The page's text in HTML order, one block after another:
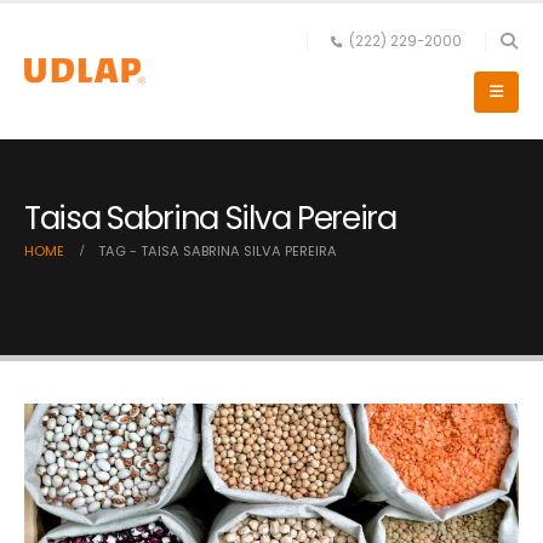
(222) 229-2000
Taisa Sabrina Silva Pereira
HOME TAG - TAISA SABRINA SILVA PEREIRA